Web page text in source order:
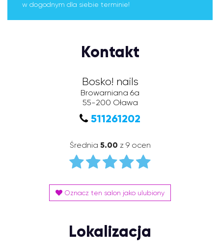
w dogodnym dla siebie terminie!
Kontakt
Bosko! nails
Browarniana 6a
55-200 Oława
511261202
Średnia 5.00 z 9 ocen
Oznacz ten salon jako ulubiony
Lokalizacja